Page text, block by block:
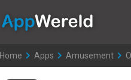
Home >
Apps >
Amusement >